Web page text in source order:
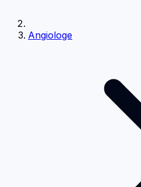
Angiologe